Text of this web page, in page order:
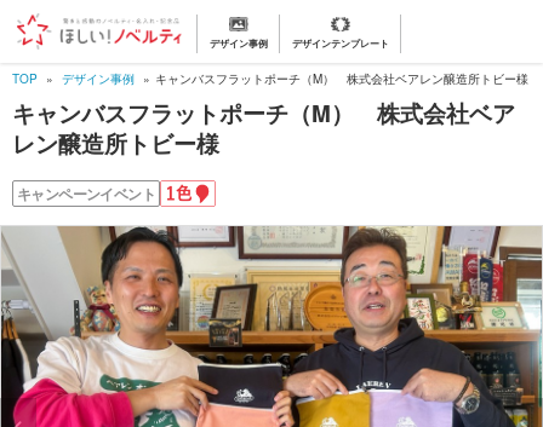
デザイン事例 デザインテンプレート
TOP デザイン事例 キャンバスフラットポーチ（M） 株式会社ベアレン醸造所トビー様
キャンバスフラットポーチ（M） 株式会社ベア
レン醸造所トビー様
キャンペーンイベント 1
色
名
入
れ